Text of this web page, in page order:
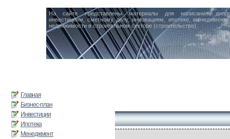
На сайте представлены материалы для написания
инвестициям, сметному делу, инновациям, ипотеке,
недвижимости в строительном секторе (строительстве).
Главная
Бизнес-план
Инвестиции
Ипотека
Менеджмент